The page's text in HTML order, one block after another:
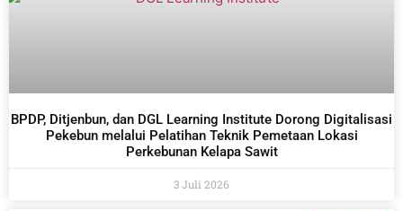
BPDP, Ditjenbun, dan DGL Learning Institute Dorong Digitalisasi
Pekebun melalui Pelatihan Teknik Pemetaan Lokasi
Perkebunan Kelapa Sawit
3 Juli 2026